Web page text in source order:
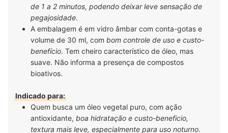
de 1 a 2 minutos, podendo deixar leve sensação de
pegajosidade.
A embalagem é em vidro âmbar com conta-gotas e
volume de 30 ml, com bom controle de uso e custo-
benefício. Tem cheiro característico de óleo, mas
suave. Não informa a presença de compostos
bioativos.
Indicado para:
Quem busca um óleo vegetal puro, com ação
antioxidante, boa hidratação e custo-beneficio,
textura mais leve, especialmente para uso noturno.